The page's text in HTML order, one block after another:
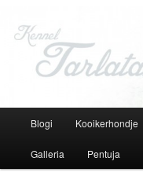
Blogi Kooikerhondje
Galleria Pentuja